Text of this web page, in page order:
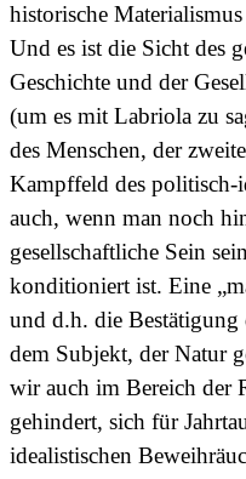
historische
Und es ist die Sicht des
Geschichte und der
(um es mit Labriola zu
des Menschen, der
Kampffeld des politisch-
auch, wenn man noch
gesellschaftliche Sein
konditioniert ist. Eine
und d.h. die Bestätigung
dem Subjekt, der Natur
wir auch im Bereich der
gehindert, sich für
idealistischen